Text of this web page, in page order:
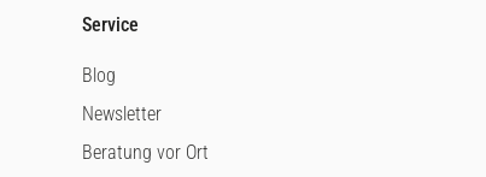
Service
Blog
Newsletter
Beratung vor Ort